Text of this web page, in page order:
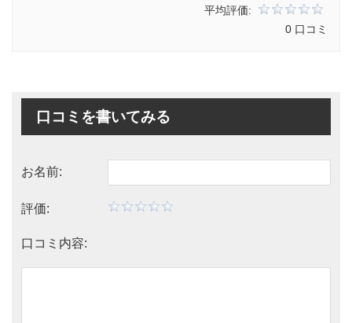
平均評価:
0 口コミ
口コミを書いてみる
お名前:
評価:
口コミ内容: